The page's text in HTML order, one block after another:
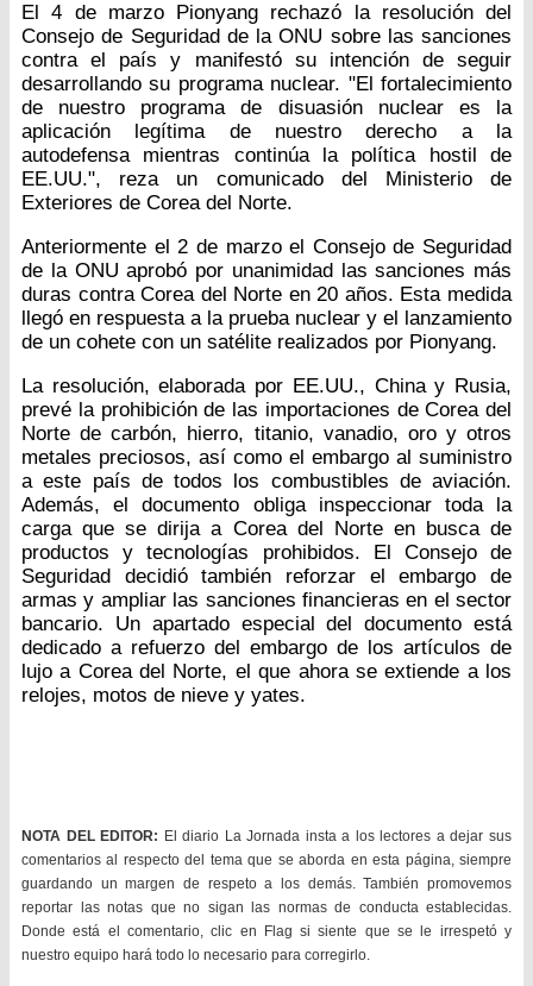
El 4 de marzo Pionyang rechazó la resolución del
Consejo de Seguridad de la ONU sobre las sanciones
contra el país y manifestó su intención de seguir
desarrollando su programa nuclear. "El fortalecimiento
de nuestro programa de disuasión nuclear es la
aplicación legítima de nuestro derecho a la
autodefensa mientras continúa la política hostil de
EE.UU.", reza un comunicado del Ministerio de
Exteriores de Corea del Norte.
Anteriormente el 2 de marzo el Consejo de Seguridad
de la ONU aprobó por unanimidad las sanciones más
duras contra Corea del Norte en 20 años. Esta medida
llegó en respuesta a la prueba nuclear y el lanzamiento
de un cohete con un satélite realizados por Pionyang.
La resolución, elaborada por EE.UU., China y Rusia,
prevé la prohibición de las importaciones de Corea del
Norte de carbón, hierro, titanio, vanadio, oro y otros
metales preciosos, así como el embargo al suministro
a este país de todos los combustibles de aviación.
Además, el documento obliga inspeccionar toda la
carga que se dirija a Corea del Norte en busca de
productos y tecnologías prohibidos. El Consejo de
Seguridad decidió también reforzar el embargo de
armas y ampliar las sanciones financieras en el sector
bancario. Un apartado especial del documento está
dedicado a refuerzo del embargo de los artículos de
lujo a Corea del Norte, el que ahora se extiende a los
relojes, motos de nieve y yates.
NOTA DEL EDITOR: El diario La Jornada insta a los lectores a dejar sus
comentarios al respecto del tema que se aborda en esta página, siempre
guardando un margen de respeto a los demás. También promovemos
reportar las notas que no sigan las normas de conducta establecidas.
Donde está el comentario, clic en Flag si siente que se le irrespetó y
nuestro equipo hará todo lo necesario para corregirlo.